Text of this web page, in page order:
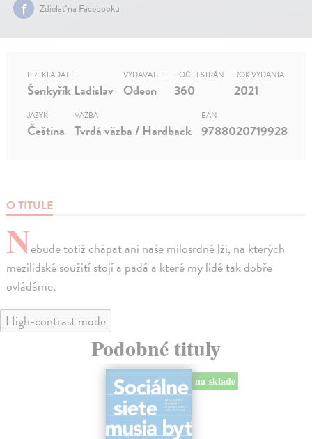
Zdielať na Facebooku
O TITULE
Nebude totiž chápat ani naše milosrdné lži, na kterých
mezilidské soužití stojí a padá a které my lidé tak dobře
ovládáme.
PREKLADATEĽ
Šenkyřík Ladislav
VYDAVATEĽ
Odeon
POČET STRÁN
360
ROK VYDANIA
2021
JAZYK
Čeština
VÄZBA
Tvrdá väzba / Hardback
EAN
9788020719928
High-contrast mode
Podobné tituly
na sklade